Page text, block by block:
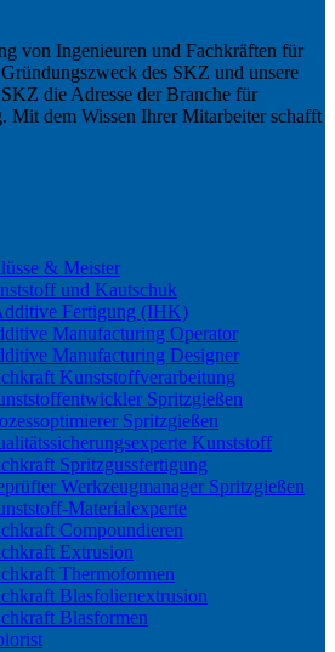
von Ingenieuren und Fachkräften für
des SKZ und unsere
die Adresse der Branche für
Mit dem Wissen Ihrer Mitarbeiter schafft
& Meister
und Kautschuk
Fertigung (IHK)
Manufacturing Operator
Manufacturing Designer
Kunststoffverarbeitung
Spritzgießen
Spritzgießen
Kunststoff
Spritzgussfertigung
Werkzeugmanager Spritzgießen
Materialexperte
Compoundieren
Extrusion
Thermoformen
Blasfolienextrusion
Blasformen